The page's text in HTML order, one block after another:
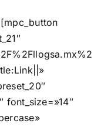
font_size=»14″